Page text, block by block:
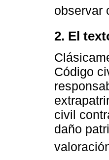
observar
2. El
Código
civil
daño